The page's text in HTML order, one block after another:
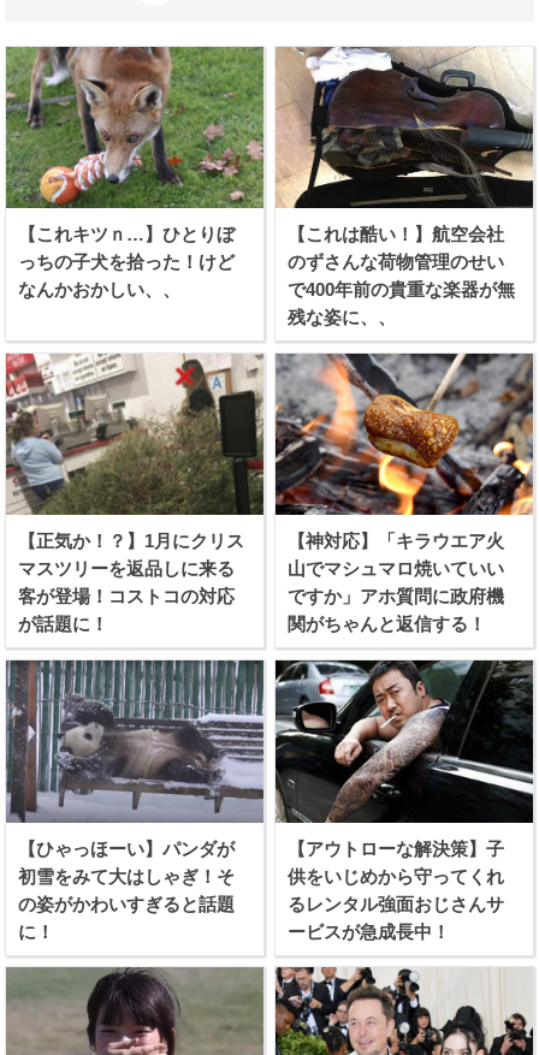
【これキツｎ…】ひとりぼ
っちの子犬を拾った！けど
なんかおかしい、、
【これは酷い！】航空会社
のずさんな荷物管理のせい
で400年前の貴重な楽器が無
残な姿に、、
【正気か！？】1月にクリス
マスツリーを返品しに来る
客が登場！コストコの対応
が話題に！
【神対応】「キラウエア火
山でマシュマロ焼いていい
ですか」アホ質問に政府機
関がちゃんと返信する！
【ひゃっほーい】パンダが
初雪をみて大はしゃぎ！そ
の姿がかわいすぎると話題
に！
【アウトローな解決策】子
供をいじめから守ってくれ
るレンタル強面おじさんサ
ービスが急成長中！